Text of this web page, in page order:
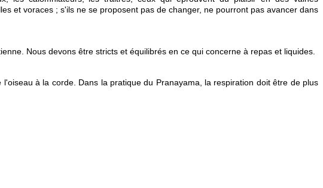
et voraces ; s'ils ne se proposent pas de changer, ne pourront pas avancer dans
Nous devons être stricts et équilibrés en ce qui concerne à repas et liquides.
à la corde. Dans la pratique du Pranayama, la respiration doit être de plus